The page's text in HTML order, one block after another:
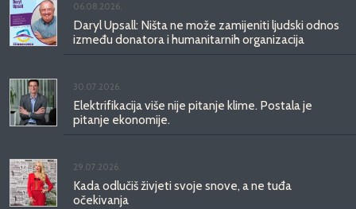
06.08.2026.
Daryl Upsall: Ništa ne može zamijeniti ljudski odnos
između donatora i humanitarnih organizacija
30.07.2026.
Elektrifikacija više nije pitanje klime. Postala je
pitanje ekonomije.
29.07.2026.
Kada odlučiš živjeti svoje snove, a ne tuđa
očekivanja